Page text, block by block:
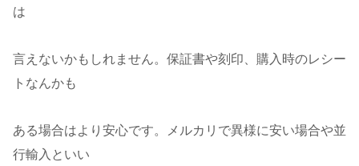
は
言えないかもしれません。保証書や刻印、購入時のレシー
トなんかも
ある場合はより安心です。メルカリで異様に安い場合や並
行輸入といい